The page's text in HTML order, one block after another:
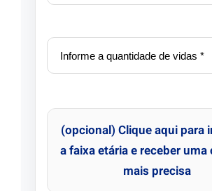
(opcional) Clique aqui para
a faixa etária e receber uma
mais precisa